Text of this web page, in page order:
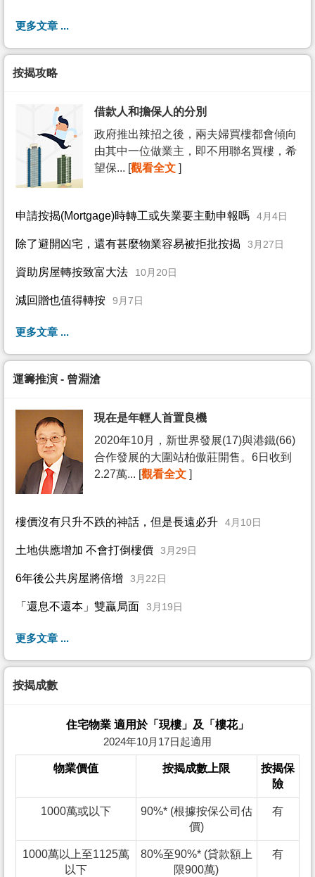
更多文章 ...
按揭攻略
借款人和擔保人的分別
政府推出辣招之後，兩夫婦買樓都會傾向
由其中一位做業主，即不用聯名買樓，希
望保... [觀看全文 ]
申請按揭(Mortgage)時轉工或失業要主動申報嗎 4月4日
除了避開凶宅，還有甚麼物業容易被拒批按揭 3月27日
資助房屋轉按致富大法 10月20日
減回贈也值得轉按 9月7日
更多文章 ...
運籌推演 - 曾淵滄
現在是年輕人首置良機
2020年10月，新世界發展(17)與港鐵(66)
合作發展的大圍站柏傲莊開售。6日收到
2.27萬... [觀看全文 ]
樓價沒有只升不跌的神話，但是長遠必升 4月10日
土地供應增加 不會打倒樓價 3月29日
6年後公共房屋將倍增 3月22日
「還息不還本」雙贏局面 3月19日
更多文章 ...
按揭成數
住宅物業 適用於「現樓」及「樓花」
2024年10月17日起適用
物業價值 按揭成數上限
按揭保
險
1000萬或以下
90%* (根據按保公司估
價)
有
1000萬以上至1125萬
以下
80%至90%* (貸款額上
限900萬)
有